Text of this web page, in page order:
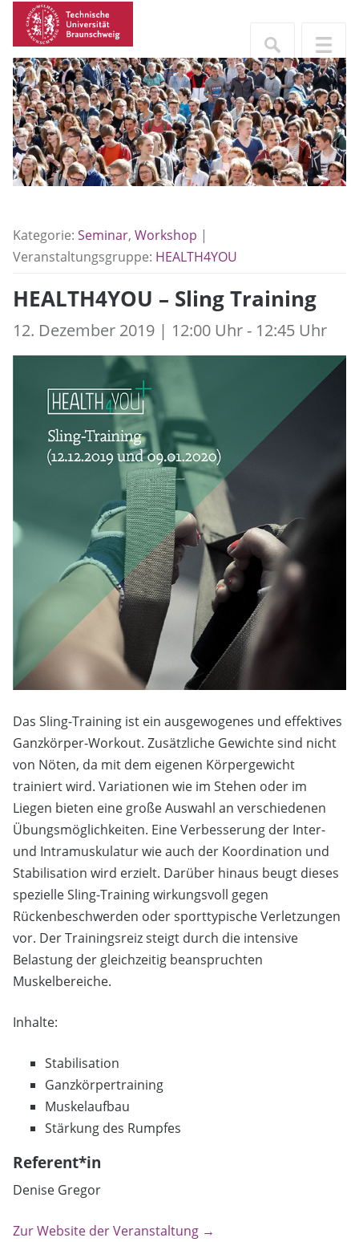
Kategorie: Seminar, Workshop |
Veranstaltungsgruppe: HEALTH4YOU
HEALTH4YOU – Sling Training
12. Dezember 2019 | 12:00 Uhr - 12:45 Uhr
Das Sling-Training ist ein ausgewogenes und effektives
Ganzkörper-Workout. Zusätzliche Gewichte sind nicht
von Nöten, da mit dem eigenen Körpergewicht
trainiert wird. Variationen wie im Stehen oder im
Liegen bieten eine große Auswahl an verschiedenen
Übungsmöglichkeiten. Eine Verbesserung der Inter-
und Intramuskulatur wie auch der Koordination und
Stabilisation wird erzielt. Darüber hinaus beugt dieses
spezielle Sling-Training wirkungsvoll gegen
Rückenbeschwerden oder sporttypische Verletzungen
vor. Der Trainingsreiz steigt durch die intensive
Belastung der gleichzeitig beanspruchten
Muskelbereiche.
Inhalte:
Stabilisation
Ganzkörpertraining
Muskelaufbau
Stärkung des Rumpfes
Referent*in
Denise Gregor
Zur Website der Veranstaltung →